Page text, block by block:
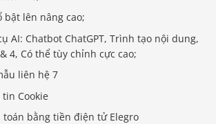
bật lên nâng cao;
AI: Chatbot ChatGPT, Trình tạo nội dung,
& 4, Có thể tùy chỉnh cực cao;
liên hệ 7
Cookie
toán bằng tiền điện tử Elegro